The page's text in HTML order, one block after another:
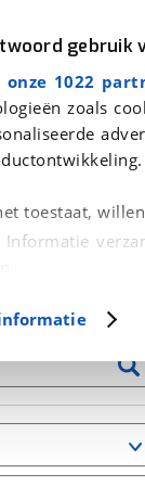
gebruik
onze 1022
zoals
toestaat,
Informatie
in. U
en
cookies
Fiets Motor